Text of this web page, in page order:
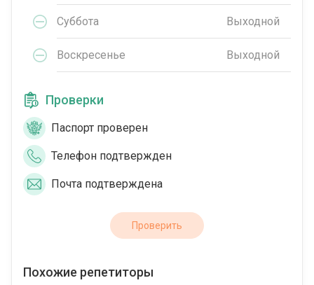
Суббота Выходной
Воскресенье Выходной
Проверки
Паспорт проверен
Телефон подтвержден
Почта подтверждена
Проверить
Похожие репетиторы